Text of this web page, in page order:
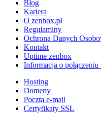
Blog
Kariera
O zenbox.pl
Regulaminy
Ochrona Danych
Kontakt
Uptime zenbox
Informacja o połączeniu
Hosting
Domeny
Poczta e-mail
Certyfikaty SSL